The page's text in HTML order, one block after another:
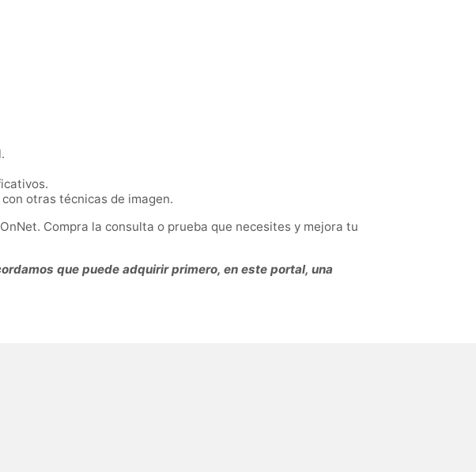
otras técnicas de imagen.
Compra la consulta o prueba que necesites y mejora tu
que puede adquirir primero, en este portal, una